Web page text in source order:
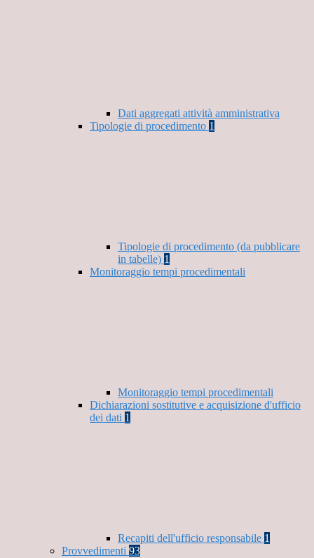
Dati aggregati attività amministrativa
Tipologie di procedimento 1
Tipologie di procedimento (da pubblicare
in tabelle) 1
Monitoraggio tempi procedimentali
Monitoraggio tempi procedimentali
Dichiarazioni sostitutive e acquisizione d'ufficio
dei dati 1
Recapiti dell'ufficio responsabile 1
Provvedimenti 93